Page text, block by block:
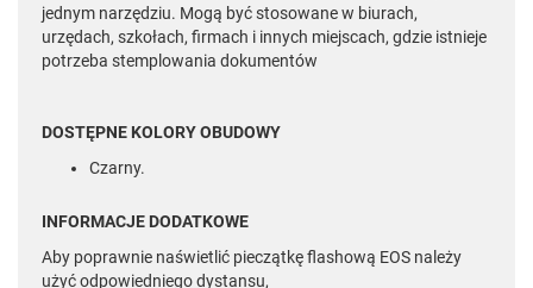
jednym narzędziu. Mogą być stosowane w biurach,
urzędach, szkołach, firmach i innych miejscach, gdzie istnieje
potrzeba stemplowania dokumentów
DOSTĘPNE KOLORY OBUDOWY
Czarny.
INFORMACJE DODATKOWE
Aby poprawnie naświetlić pieczątkę flashową EOS należy
użyć odpowiedniego dystansu,